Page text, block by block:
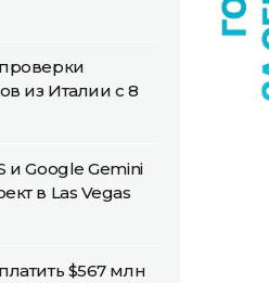
из Италии с 8
и Google Gemini
в Las Vegas
$567 млн